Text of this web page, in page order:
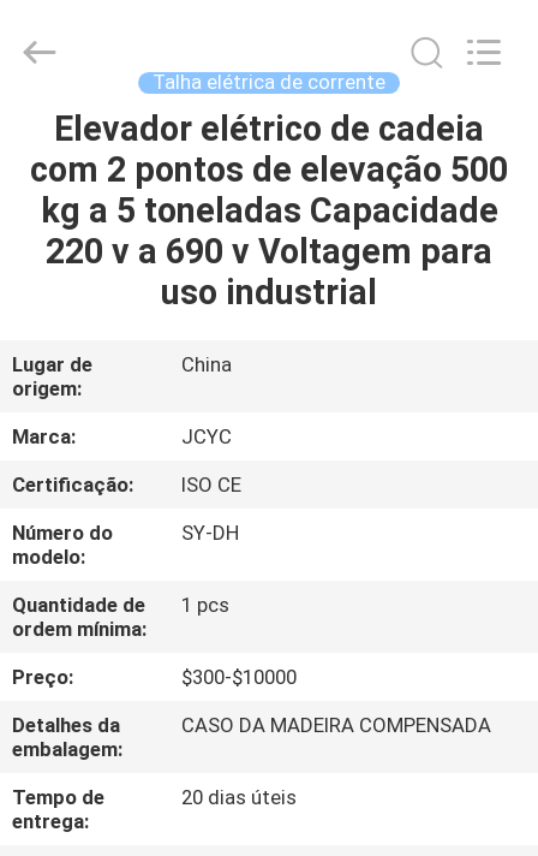
CASA
PRODUTOS
EXCURSÃO
DA
FÁBRICA
CONTROLE
DA
QUALIDADE
CONTACTE-
NOS
NOTÍCIA
Crane
Machinery
Talha elétrica de corrente
Elevador elétrico de cadeia
com 2 pontos de elevação 500
kg a 5 toneladas Capacidade
220 v a 690 v Voltagem para
uso industrial
Lugar de
origem:
China
Marca:
JCYC
Certificação:
ISO CE
Número do
modelo:
SY-DH
Quantidade de
ordem mínima:
1 pcs
Preço:
$300-$10000
Detalhes da
embalagem:
CASO DA MADEIRA COMPENSADA
Tempo de
entrega:
20 dias úteis